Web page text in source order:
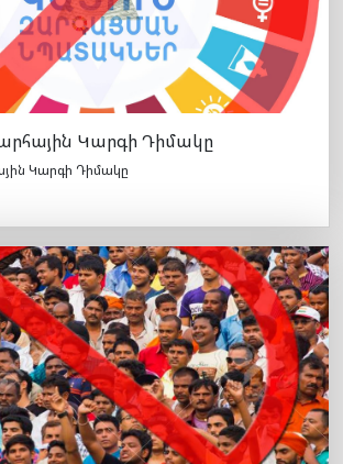
Կարգի Դիմակը
Կարգի Դիմակը